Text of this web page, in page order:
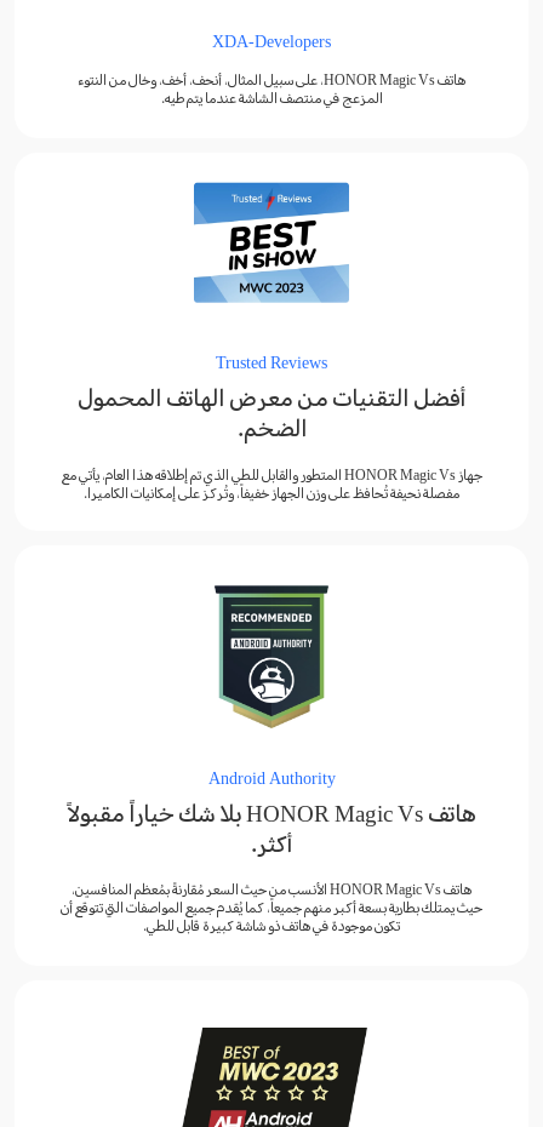
XDA-Developers
هاتف HONOR Magic Vs، على سبيل المثال، أنحف، أخف، وخال من النتوء
المزعج في منتصف الشاشة عندما يتم طيه.
Trusted Reviews
أفضل التقنيات من معرض الهاتف المحمول
الضخم.
جهاز HONOR Magic Vs المتطور والقابل للطي الذي تم إطلاقه هذا العام، يأتي مع
مفصلة نحيفة تُحافظ على وزن الجهاز خفيفاً، وتُركز على إمكانيات الكاميرا.
Android Authority
هاتف HONOR Magic Vs بلا شك خياراً مقبولاً
أكثر.
هاتف HONOR Magic Vs الأنسب من حيث السعر مُقارنةً بمُعظم المنافسين،
حيث يمتلك بطارية بسعة أكبر منهم جميعاً، كما يُقدم جميع المواصفات التي تتوقع أن
تكون موجودة في هاتف ذو شاشة كبيرة قابل للطي.